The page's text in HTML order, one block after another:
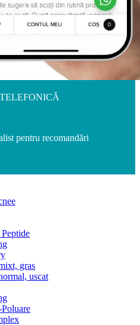
pentru recomandări
gras
uscat